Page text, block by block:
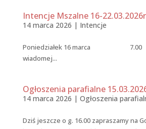
Intencje Mszalne 16-
14 marca 2026 | Intencje
Poniedziałek 16 marca 7.00 –
wiadomej...
Ogłoszenia parafialne
14 marca 2026 | Ogłoszenia
Dziś jeszcze o g. 16.00 zapraszamy na